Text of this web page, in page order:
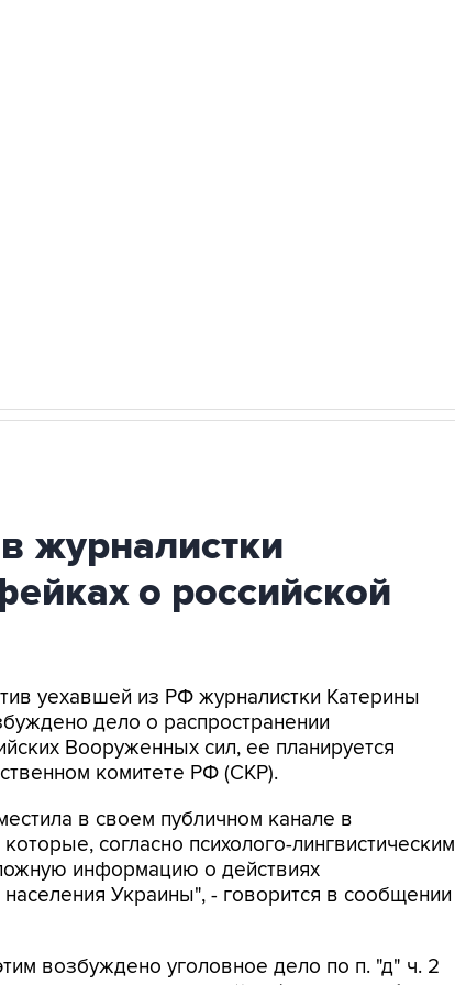
журналистки
о российской
уехавшей из РФ журналистки Катерины
дело о распространении
Вооруженных сил, ее планируется
комитете РФ (СКР).
в своем публичном канале в
согласно психолого-лингвистическим
информацию о действиях
Украины", - говорится в сообщении
возбуждено уголовное дело по п. "д" ч. 2